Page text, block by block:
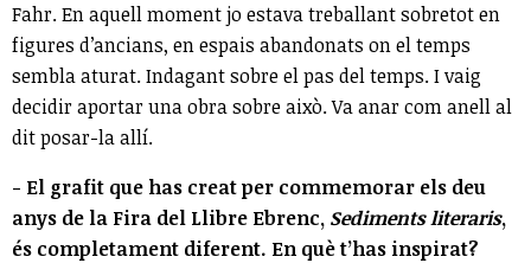
Fahr. En aquell moment jo estava treballant sobretot en
figures d’ancians, en espais abandonats on el temps
sembla aturat. Indagant sobre el pas del temps. I vaig
decidir aportar una obra sobre això. Va anar com anell al
dit posar-la allí.
- El grafit que has creat per commemorar els deu
anys de la Fira del Llibre Ebrenc, Sediments literaris,
és completament diferent. En què t’has inspirat?